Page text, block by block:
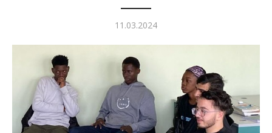
Опубликовано
11.03.2024